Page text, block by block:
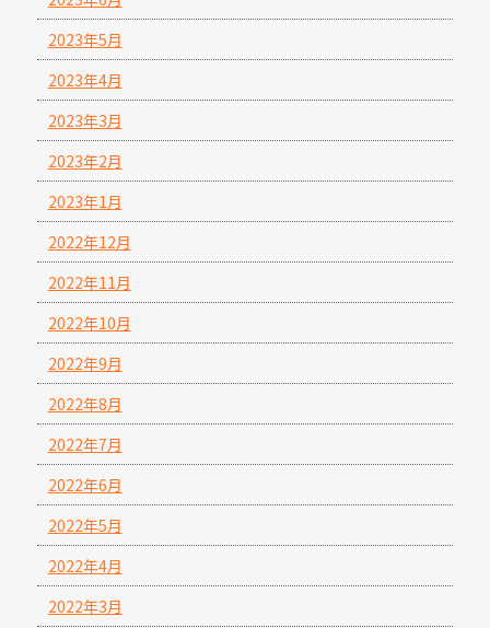
2023年5月
2023年4月
2023年3月
2023年2月
2023年1月
2022年12月
2022年11月
2022年10月
2022年9月
2022年8月
2022年7月
2022年6月
2022年5月
2022年4月
2022年3月